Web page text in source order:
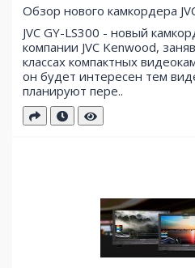
Обзор нового камкордера
JVC GY-LS300 - новый
компании JVC Kenwood,
классах компактных
он будет интересен тем
планируют пере..